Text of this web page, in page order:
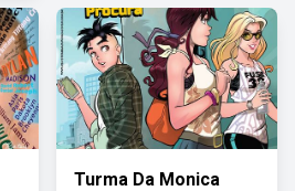
Turma Da Monica